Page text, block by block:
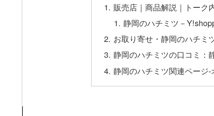
販売店｜商品解説｜トーク
静岡のハチミツ－
お取り寄せ・静岡のハチミ
静岡のハチミツの口コミ：
静岡のハチミツ関連ページ-